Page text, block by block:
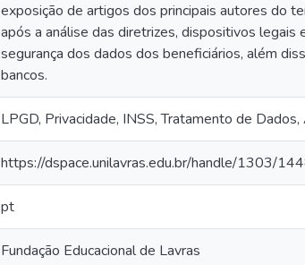
exposição de artigos dos principais autores do
após a análise das diretrizes, dispositivos
segurança dos dados dos beneficiários, além
bancos.
LPGD, Privacidade, INSS, Tratamento de
https://dspace.unilavras.edu.br/handle/1303/
pt
Fundação Educacional de Lavras